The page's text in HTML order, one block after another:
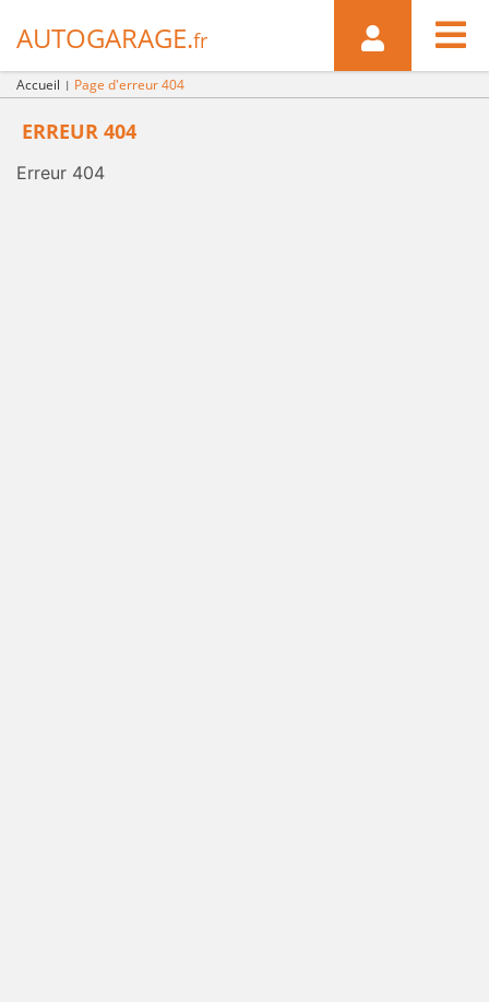
AUTOGARAGE.fr 
Accueil Page d'erreur 404
ERREUR 404
Erreur 404